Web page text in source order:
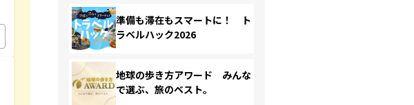
準備も滞在もスマートに！ ト
ラベルハック2026
地球の歩き方アワード みんな
で選ぶ、旅のベスト。